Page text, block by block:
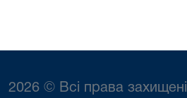
2026 © Всі права захищені